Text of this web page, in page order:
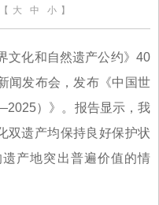
【 大 中 小 】
文化和自然遗产公约》40
闻发布会，发布《中国世
）》。报告显示，我
双遗产均保持良好保护状
产地突出普遍价值的情